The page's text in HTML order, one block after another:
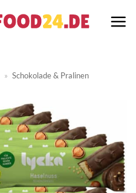
» Schokolade & Pralinen